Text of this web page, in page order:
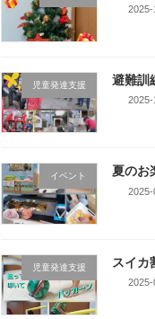
児童発達支援 避難訓
イベント 夏のお
児童発達支援 スイカ